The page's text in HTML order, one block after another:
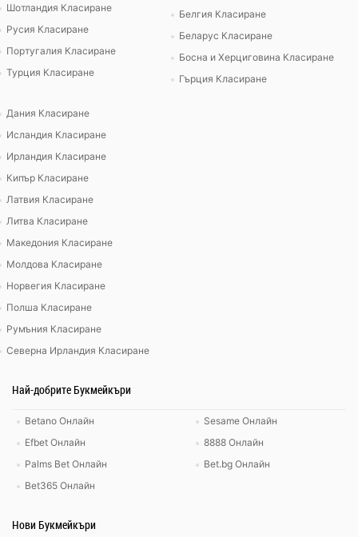
Шотландия Класиране
Русия Класиране
Португалия Класиране
Турция Класиране
Белгия Класиране
Беларус Класиране
Босна и Херциговина Класиране
Гърция Класиране
Дания Класиране
Исландия Класиране
Ирландия Класиране
Кипър Класиране
Латвия Класиране
Литва Класиране
Македония Класиране
Молдова Класиране
Норвегия Класиране
Полша Класиране
Румъния Класиране
Северна Ирландия Класиране
Най-добрите Букмейкъри
Betano Онлайн
Efbet Онлайн
Palms Bet Онлайн
Bet365 Онлайн
Sesame Онлайн
8888 Онлайн
Bet.bg Онлайн
Нови Букмейкъри